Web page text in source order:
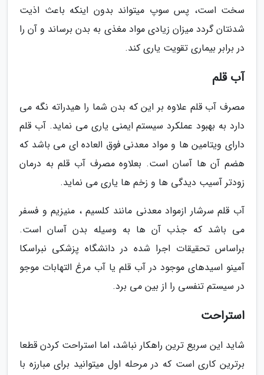
سخت است، پس سوپ میتواند بدون اینکه باعث اذیت
شدنتان گردد میزان زیادی مواد مغذی به بدن برساند و آن را
در برابر بیماری تقویت یاری کند.
آب قلم
مصرف آب قلم علاوه بر این که بدن شما را هیدراته نگه می
دارد به بهبود عملکرد سیستم ایمنی یاری می نماید. آب قلم
دارای ویتامین ها و مواد معدنی فوق العاده ای می باشد که
هضم آن ها آسان است. بعلاوه مصرف آب قلم به درمان
زودتر آسیب دیدگی ها و زخم ها یاری می نماید.
آب قلم سرشار ازمواد معدنی مانند کلسیم ، منیزیم و فسفر
می باشد که جذب آن ها به وسیله بدن آسان است.
براساس تحقیقات اجرا شده در دانشگاه پزشکی نبراسکا
آمینو اسیدهای موجود در آب قلم یا آب مرغ التهابات موجو
در سیستم تنفسی را از بین می برد.
استراحت
شاید این سریع ترین راهکار نباشد، اما استراحت کردن قطعا
برترین کاری است که در مرحله اول میتوانید برای مبارزه با